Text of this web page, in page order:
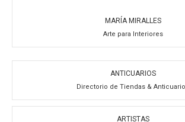
MARÍA MIRALLES
Arte para Interiores
ANTICUARIOS
Directorio de Tiendas &
ARTISTAS